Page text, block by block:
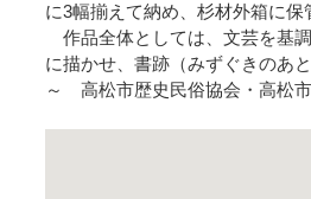
に3幅揃えて納め、杉材外箱に保
作品全体としては、文芸を基
に描かせ、書跡（みずぐきのあ
～ 高松市歴史民俗協会・高松